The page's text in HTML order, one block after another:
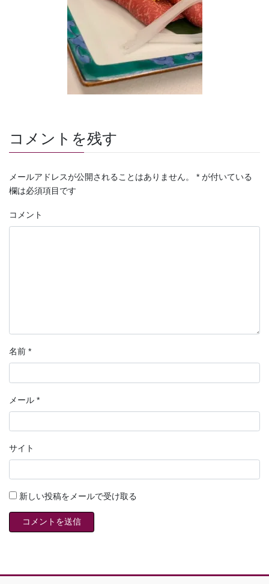
コメントを残す
メールアドレスが公開されることはありません。 * が付いている
欄は必須項目です
コメント
名前 *
メール *
サイト
新しい投稿をメールで受け取る